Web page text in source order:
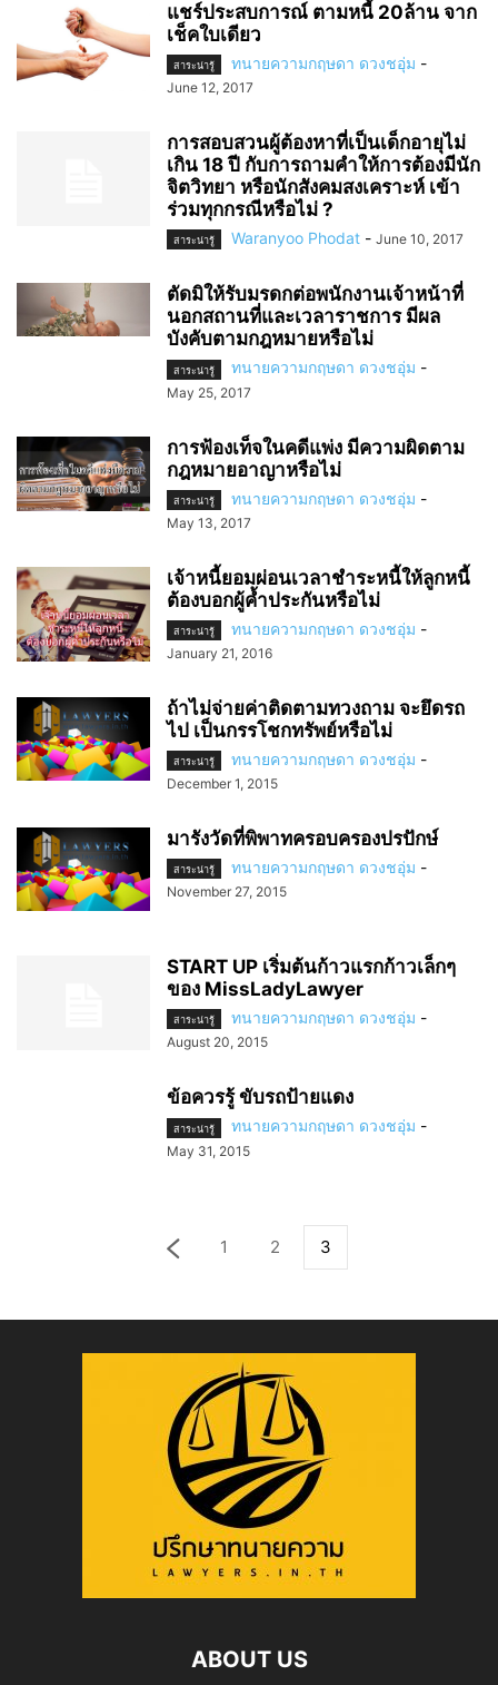
แชร์ประสบการณ์ ตามหนี้ 20ล้าน จาก
เช็คใบเดียว
สาระน่ารู้ ทนายความกฤษดา ดวงชอุ่ม -
June 12, 2017
การสอบสวนผู้ต้องหาที่เป็นเด็กอายุไม่
เกิน 18 ปี กับการถามคำให้การต้องมีนัก
จิตวิทยา หรือนักสังคมสงเคราะห์ เข้า
ร่วมทุกกรณีหรือไม่ ?
สาระน่ารู้ Waranyoo Phodat - June 10, 2017
ตัดมิให้รับมรดกต่อพนักงานเจ้าหน้าที่
นอกสถานที่และเวลาราชการ มีผล
บังคับตามกฎหมายหรือไม่
สาระน่ารู้ ทนายความกฤษดา ดวงชอุ่ม -
May 25, 2017
การฟ้องเท็จในคดีแพ่ง มีความผิดตาม
กฎหมายอาญาหรือไม่
สาระน่ารู้ ทนายความกฤษดา ดวงชอุ่ม -
May 13, 2017
เจ้าหนี้ยอมผ่อนเวลาชำระหนี้ให้ลูกหนี้
ต้องบอกผู้ค้ำประกันหรือไม่
สาระน่ารู้ ทนายความกฤษดา ดวงชอุ่ม -
January 21, 2016
ถ้าไม่จ่ายค่าติดตามทวงถาม จะยึดรถ
ไป เป็นกรรโชกทรัพย์หรือไม่
สาระน่ารู้ ทนายความกฤษดา ดวงชอุ่ม -
December 1, 2015
มารังวัดที่พิพาทครอบครองปรปักษ์
สาระน่ารู้ ทนายความกฤษดา ดวงชอุ่ม -
November 27, 2015
START UP เริ่มต้นก้าวแรกก้าวเล็กๆ
ของ MissLadyLawyer
สาระน่ารู้ ทนายความกฤษดา ดวงชอุ่ม -
August 20, 2015
ข้อควรรู้ ขับรถป้ายแดง
สาระน่ารู้ ทนายความกฤษดา ดวงชอุ่ม -
May 31, 2015
1 2 3
ABOUT US